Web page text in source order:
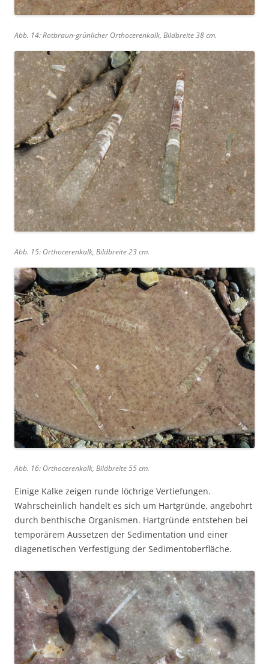
Abb. 14: Rotbraun-grünlicher Orthocerenkalk, Bildbreite 38 cm.
Abb. 15: Orthocerenkalk, Bildbreite 23 cm.
Abb. 16: Orthocerenkalk, Bildbreite 55 cm.
Einige Kalke zeigen runde löchrige Vertiefungen.
Wahrscheinlich handelt es sich um Hartgründe, angebohrt
durch benthische Organismen. Hartgründe entstehen bei
temporärem Aussetzen der Sedimentation und einer
diagenetischen Verfestigung der Sedimentoberfläche.